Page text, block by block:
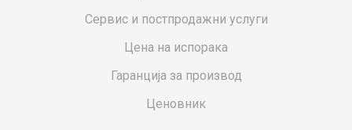
Сервис и постпродажни услуги
Цена на испорака
Гаранција за производ
Ценовник